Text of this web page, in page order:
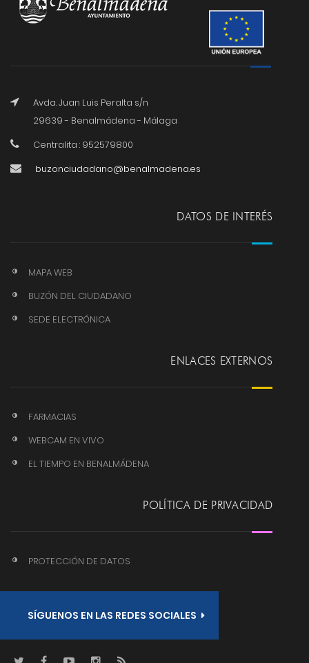
Avda. Juan Luis Peralta s/n
29639 - Benalmádena - Málaga
Centralita : 952579800
buzonciudadano@benalmadena.es
DATOS DE INTERÉS
MAPA WEB
BUZÓN DEL CIUDADANO
SEDE ELECTRÓNICA
ENLACES EXTERNOS
FARMACIAS
WEBCAM EN VIVO
EL TIEMPO EN BENALMÁDENA
POLÍTICA DE PRIVACIDAD
PROTECCIÓN DE DATOS
SÍGUENOS EN LAS REDES SOCIALES